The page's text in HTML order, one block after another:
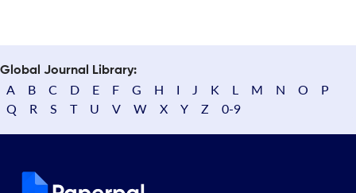
Global Journal Library:
A B C D E F G H I J K L M N O
P
Q
R S T U V W X Y Z 0-9